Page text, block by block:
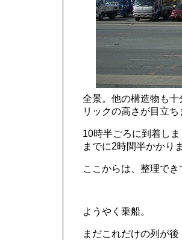
全景。他の構造物も
リックの高さが目立ち
10時半ごろに到着し
までに2時間半かかり
ここからは、整理でき
ようやく乗船。
まだこれだけの列が後